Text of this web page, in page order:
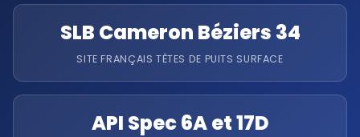
SLB Cameron Béziers 34
SITE FRANÇAIS TÊTES DE PUITS SURFACE
API Spec 6A et 17D